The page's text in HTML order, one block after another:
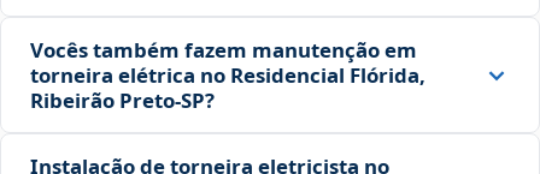
Vocês também fazem manutenção em
torneira elétrica no Residencial Flórida,
Ribeirão Preto‑SP?
Instalação de torneira eletricista no